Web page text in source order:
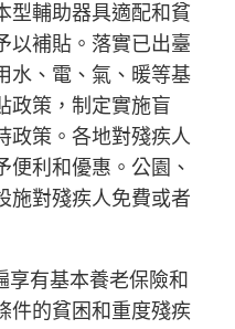
型輔助器具適配和貧
以補貼。落實已出臺
水、電、氣、暖等基
政策，制定實施盲
政策。各地對殘疾人
便利和優惠。公園、
施對殘疾人免費或者
有基本養老保險和
件的貧困和重度殘疾